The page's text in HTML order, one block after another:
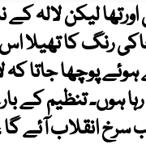
اورتھا لیکن لالہ
رنگ کا تھیلا اس
پوچھا جاتا
ہوں۔ تنظیم کے
انقلاب آئے گا